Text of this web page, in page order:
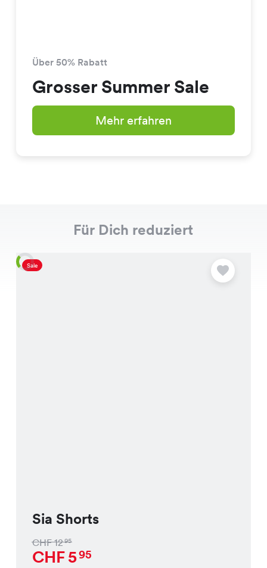
Über 50% Rabatt
Grosser Summer Sale
Mehr erfahren
Für Dich reduziert
Sale
Sia Shorts
CHF1295
CHF595